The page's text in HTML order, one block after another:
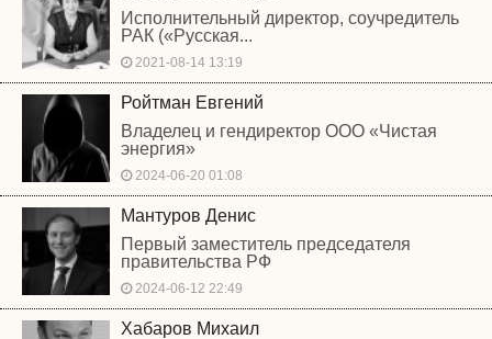
Исполнительный директор, соучредитель
РАК («Русская...
2021-08-14 13:19
Ройтман Евгений
Владелец и гендиректор ООО «Чистая
энергия»
2024-06-20 01:08
Мантуров Денис
Первый заместитель председателя
правительства РФ
2024-06-12 22:49
Хабаров Михаил